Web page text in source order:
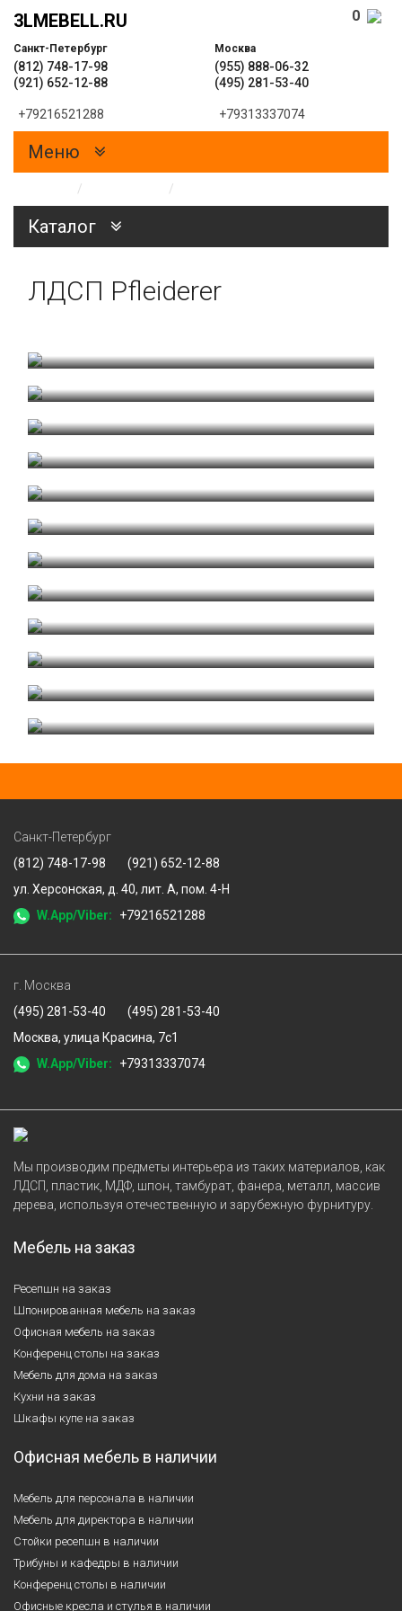
3LMEBELL.RU
Санкт-Петербург
(812) 748-17-98
(921) 652-12-88
+79216521288
Москва
(955) 888-06-32
(495) 281-53-40
+79313337074
0
Меню
/ /
Каталог
ЛДСП Pfleiderer
Каштан Венге R4121
Ольха R4647
Орех Гуарнери R4842
Орех Италия R4892
Орех Испания R4894
Вишня R4908
Вишня R5738
Вишня Табак R3048
Вишня Табак R3048
Клен Ванкувер R5706
Дуб Светлый R4227
Санкт-Петербург
(812) 748-17-98
(921) 652-12-88
ул. Херсонская, д. 40, лит. А, пом. 4-Н
W.App/Viber:
+79216521288
г. Москва
(495) 281-53-40
(495) 281-53-40
Москва, улица Красина, 7с1
W.App/Viber:
+79313337074
Мы производим предметы интерьера из таких материалов, как
ЛДСП, пластик, МДФ, шпон, тамбурат, фанера, металл, массив
дерева, используя отечественную и зарубежную фурнитуру.
Мебель на заказ
Ресепшн на заказ
Шпонированная мебель на заказ
Офисная мебель на заказ
Конференц столы на заказ
Мебель для дома на заказ
Кухни на заказ
Шкафы купе на заказ
Офисная мебель в наличии
Мебель для персонала в наличии
Мебель для директора в наличии
Стойки ресепшн в наличии
Трибуны и кафедры в наличии
Конференц столы в наличии
Офисные кресла и стулья в наличии